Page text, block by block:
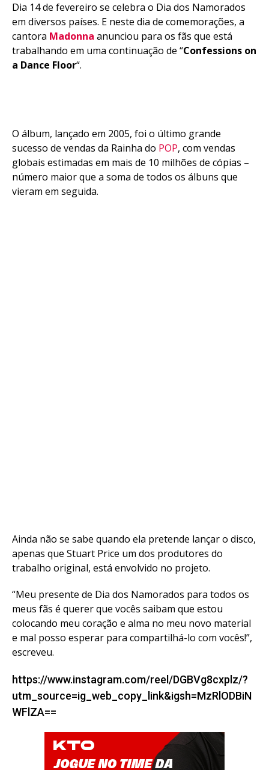
Dia 14 de fevereiro se celebra o Dia dos Namorados
em diversos países. E neste dia de comemorações, a
cantora Madonna anunciou para os fãs que está
trabalhando em uma continuação de “Confessions on
a Dance Floor“.
O álbum, lançado em 2005, foi o último grande
sucesso de vendas da Rainha do POP, com vendas
globais estimadas em mais de 10 milhões de cópias –
número maior que a soma de todos os álbuns que
vieram em seguida.
Ainda não se sabe quando ela pretende lançar o disco,
apenas que Stuart Price um dos produtores do
trabalho original, está envolvido no projeto.
“Meu presente de Dia dos Namorados para todos os
meus fãs é querer que vocês saibam que estou
colocando meu coração e alma no meu novo material
e mal posso esperar para compartilhá-lo com vocês!”,
escreveu.
https://www.instagram.com/reel/DGBVg8cxplz/?
utm_source=ig_web_copy_link&igsh=MzRlODBiN
WFlZA==